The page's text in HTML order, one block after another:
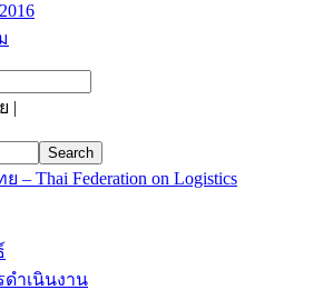
|
Thai Federation on Logistics
ดำเนินงาน